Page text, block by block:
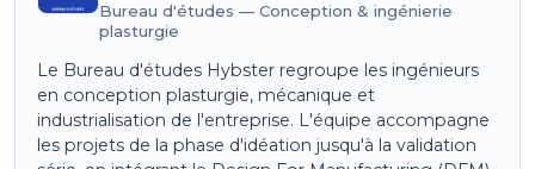
Bureau d'études — Conception & ingénierie
plasturgie
Le Bureau d'études Hybster regroupe les ingénieurs
en conception plasturgie, mécanique et
industrialisation de l'entreprise. L'équipe accompagne
les projets de la phase d'idéation jusqu'à la validation